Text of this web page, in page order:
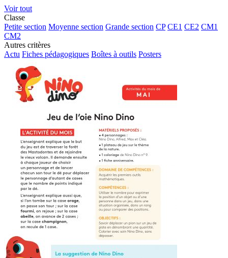
Voir tout
Classe
Petite section Moyenne section Grande section CP CE1 CE2 CM1
CM2
Autres critères
Actu Fiches pédagogiques Boîtes à outils Posters